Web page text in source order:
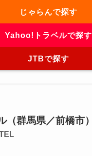
じゃらんで探す
Yahoo!トラベルで探す
JTBで探す
（群馬県／前橋市）